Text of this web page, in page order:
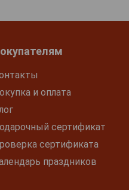
и оплата
сертификат
сертификата
праздников